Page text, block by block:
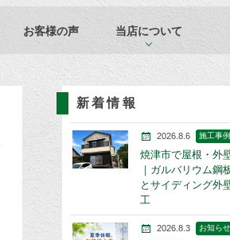
お客様の声 当店について
新着情報
2026.8.6 施工事例
焼津市で屋根・外
｜ガルバリウム鋼
とサイディング外
工
2026.8.3 お知らせ